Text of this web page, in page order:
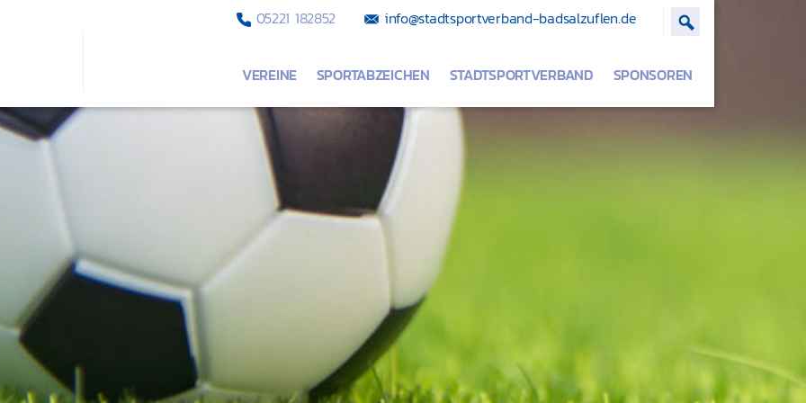
05221 182852
info@stadtsportverband-badsalzuflen.de
VEREINE
SPORTABZEICHEN STADTSPORTVERBAND SPONSOREN